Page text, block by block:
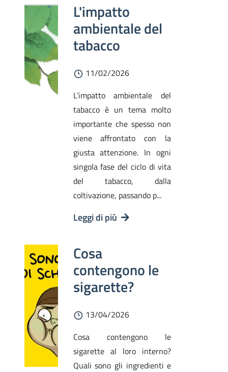
L'impatto
ambientale del
tabacco
11/02/2026
L’impatto ambientale del
tabacco è un tema molto
importante che spesso non
viene affrontato con la
giusta attenzione. In ogni
singola fase del ciclo di vita
del tabacco, dalla
coltivazione, passando p...
Leggi di più
Cosa
contengono le
sigarette?
13/04/2026
Cosa contengono le
sigarette al loro interno?
Quali sono gli ingredienti e